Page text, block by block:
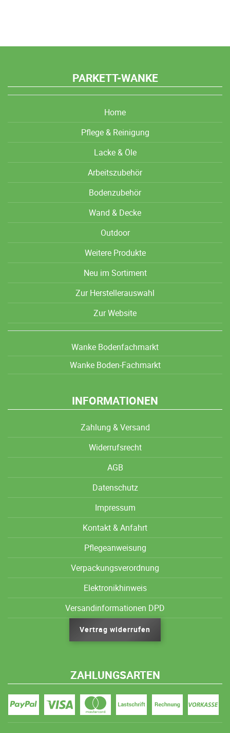
PARKETT-WANKE
Home
Pflege & Reinigung
Lacke & Öle
Arbeitszubehör
Bodenzubehör
Wand & Decke
Outdoor
Weitere Produkte
Neu im Sortiment
Zur Herstellerauswahl
Zur Website
Wanke Bodenfachmarkt
Wanke Boden-Fachmarkt
INFORMATIONEN
Zahlung & Versand
Widerrufsrecht
AGB
Datenschutz
Impressum
Kontakt & Anfahrt
Pflegeanweisung
Verpackungsverordnung
Elektronikhinweis
Versandinformationen DPD
Vertrag widerrufen
ZAHLUNGSARTEN